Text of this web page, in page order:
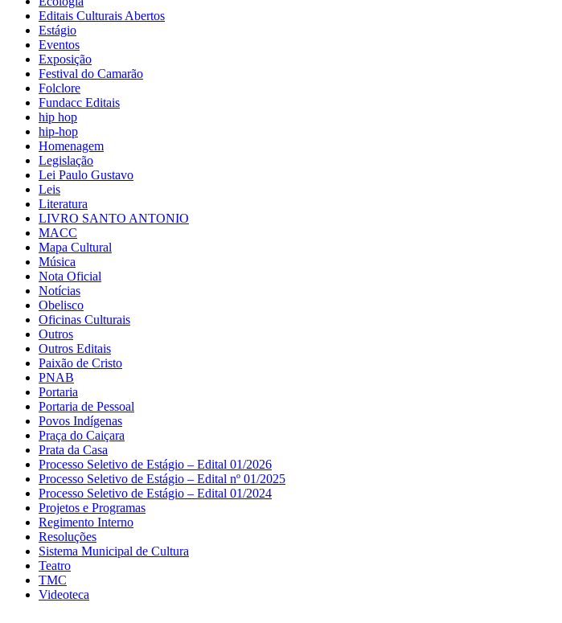
Editais Culturais Abertos
Estágio
Eventos
Exposição
Festival do Camarão
Folclore
Fundacc Editais
hip hop
hip-hop
Homenagem
Legislação
Lei Paulo Gustavo
Leis
Literatura
LIVRO SANTO ANTONIO
MACC
Mapa Cultural
Música
Nota Oficial
Notícias
Obelisco
Oficinas Culturais
Outros
Outros Editais
Paixão de Cristo
PNAB
Portaria
Portaria de Pessoal
Povos Indígenas
Praça do Caiçara
Prata da Casa
Processo Seletivo de Estágio – Edital 01/2026
Processo Seletivo de Estágio – Edital nº 01/2025
Processo Seletivo de Estágio – Edital 01/2024
Projetos e Programas
Regimento Interno
Resoluções
Sistema Municipal de Cultura
Teatro
TMC
Videoteca